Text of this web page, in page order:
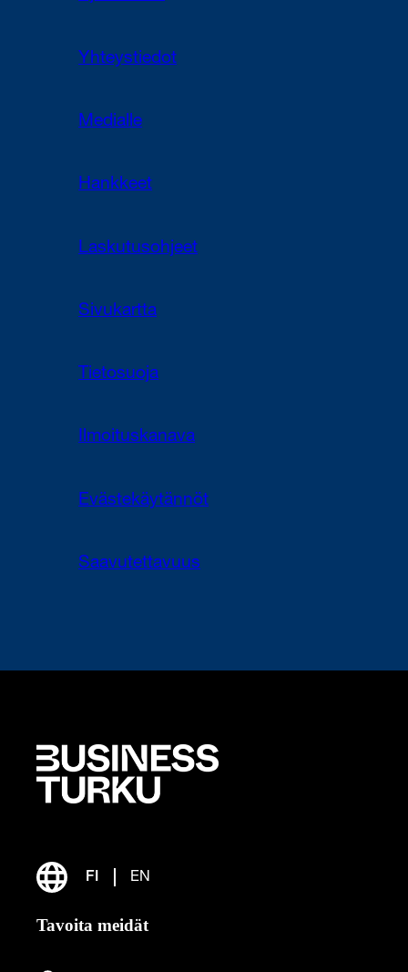
Yhteystiedot
Medialle
Hankkeet
Laskutusohjeet
Sivukartta
Tietosuoja
Ilmoituskanava
Evästekäytännöt
Saavutettavuus
FI EN
Tavoita meidät